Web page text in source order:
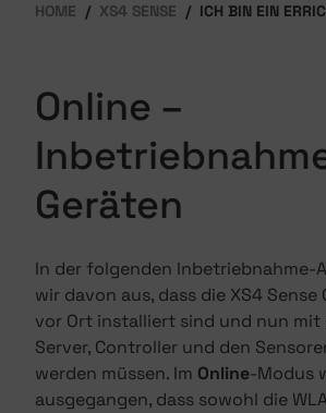
HOME XS4 SENSE ICH BIN EIN
Online –
Geräten
In der folgenden Inbetriebnahme-
wir davon aus, dass die XS4 Sense
vor Ort installiert sind und nun mit
Server, Controller und den
werden müssen. Im Online-Modus
ausgegangen, dass sowohl die